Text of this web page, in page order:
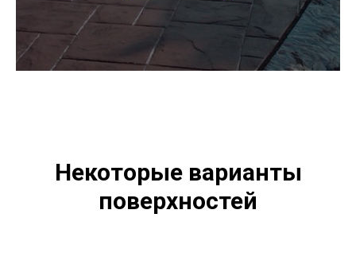
Некоторые варианты
поверхностей